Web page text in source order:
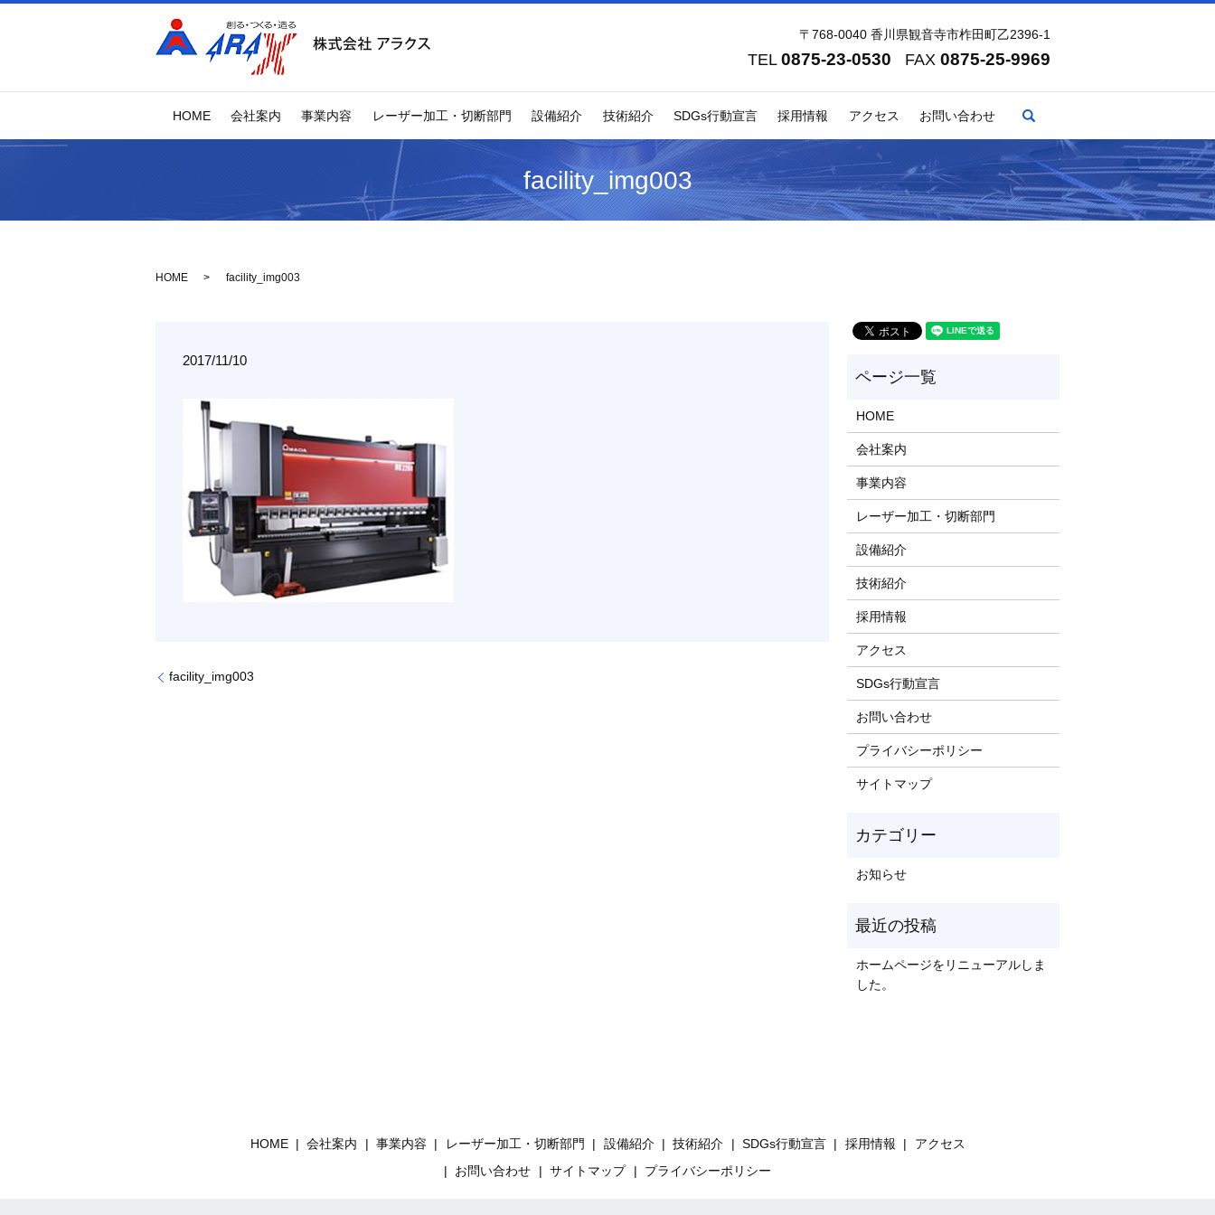
〒768-0040 香川県観音寺市柞田町乙2396-1
TEL 0875-23-0530 FAX 0875-25-9969
HOME 会社案内 事業内容 レーザー加工・切断部門 設備紹介 技術紹介 SDGs行動宣言 採用情報 アクセス お問い合わせ
facility_img003
HOME facility_img003
2017/11/10
facility_img003
HOME
会社案内
事業内容
レーザー加工・切断部門
設備紹介
技術紹介
採用情報
アクセス
SDGs行動宣言
お問い合わせ
プライバシーポリシー
サイトマップ
お知らせ
ホームページをリニューアルしま
した。
HOME 会社案内 事業内容 レーザー加工・切断部門 設備紹介 技術紹介 SDGs行動宣言 採用情報
アクセス
お問い合わせ
サイトマップ プライバシーポリシー